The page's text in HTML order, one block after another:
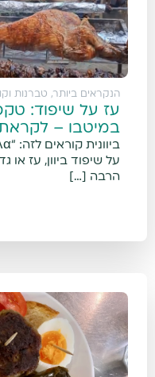
הנקראים ביותר, טברנות
עז על שיפוד: טקס,
במיטבו –
על שיפוד ביוון, עז
הרבה […]